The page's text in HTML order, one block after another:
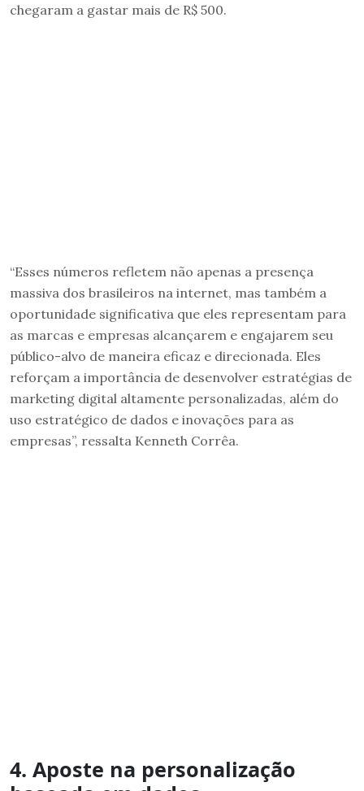
chegaram a gastar mais de R$ 500.
“Esses números refletem não apenas a presença
massiva dos brasileiros na internet, mas também a
oportunidade significativa que eles representam para
as marcas e empresas alcançarem e engajarem seu
público-alvo de maneira eficaz e direcionada. Eles
reforçam a importância de desenvolver estratégias de
marketing digital altamente personalizadas, além do
uso estratégico de dados e inovações para as
empresas”, ressalta Kenneth Corrêa.
4. Aposte na personalização